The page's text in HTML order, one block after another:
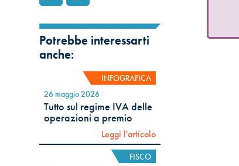
Potrebbe interessarti
anche:
INFOGRAFICA
26 maggio 2026
Tutto sul regime IVA delle
operazioni a premio
Leggi l'articolo
FISCO